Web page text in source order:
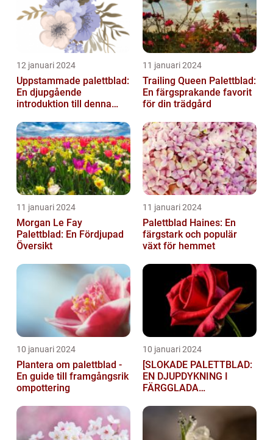
12 januari 2024
Uppstammade palettblad:
En djupgående
introduktion till denna
11 januari 2024
Trailing Queen Palettblad:
En färgsprakande favorit
för din trädgård
11 januari 2024
Morgan Le Fay
Palettblad: En Fördjupad
Översikt
11 januari 2024
Palettblad Haines: En
färgstark och populär
växt för hemmet
10 januari 2024
Plantera om palettblad -
En guide till framgångsrik
ompottering
10 januari 2024
[SLOKADE PALETTBLAD:
EN DJUPDYKNING I
FÄRGGLADA
UNDERBARA VÄRLD]